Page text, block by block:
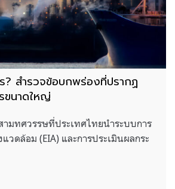
? สำรวจข้อบกพร่องที่ปรากฏ
ขนาดใหญ่
ามทศวรรษที่ประเทศไทยนำระบบการ
วดล้อม (EIA) และการประเมินผลกระ
ปัญหาอะไร? สำรวจข้อบกพร่องที่ปรากฏซ้ำซา